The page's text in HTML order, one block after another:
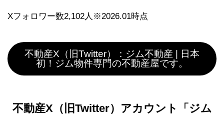
Xフォロワー数2,102人※2026.01時点
不動産X（旧Twitter）：ジム不動産 | 日本
初！ジム物件専門の不動産屋です。
不動産X（旧Twitter）アカウント「ジム